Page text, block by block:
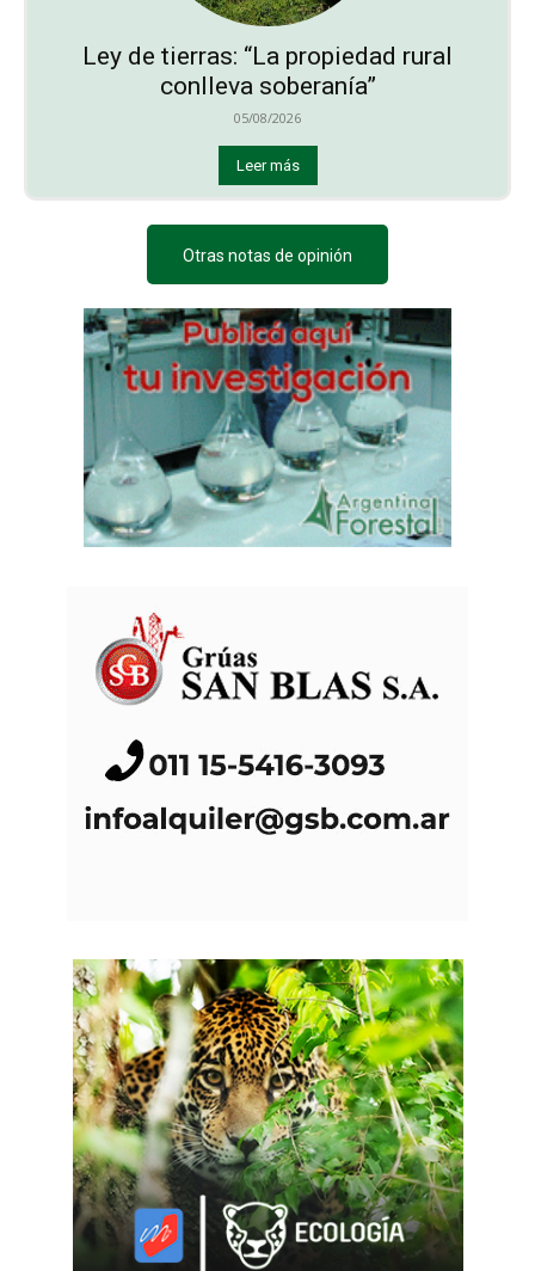
Ley de tierras: “La propiedad rural
conlleva soberanía”
05/08/2026
Leer más
Otras notas de opinión